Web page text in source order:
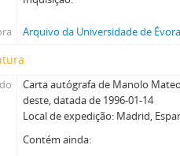
Arquivo da Universidade de Évora
Carta autógrafa de Manolo
deste, datada de 1996-01-14
Local de expedição: Madrid,
Contém ainda: